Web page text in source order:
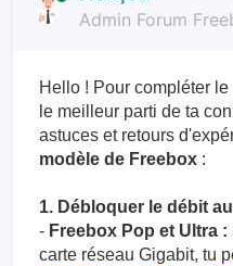
Admin Forum
Hello ! Pour compléter
le meilleur parti de ta
astuces et retours
modèle de Freebox :
1. Débloquer le débit
- Freebox Pop et Ultra :
carte réseau Gigabit, tu